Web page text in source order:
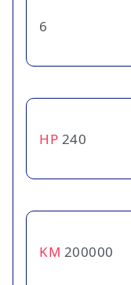
6
240
HP
200000
KM